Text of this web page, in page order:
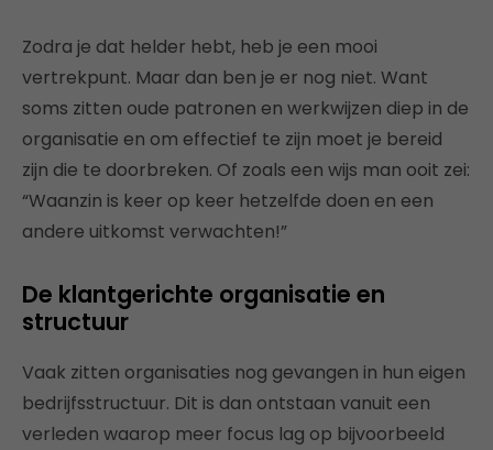
Zodra je dat helder hebt, heb je een mooi
vertrekpunt. Maar dan ben je er nog niet. Want
soms zitten oude patronen en werkwijzen diep in de
organisatie en om effectief te zijn moet je bereid
zijn die te doorbreken. Of zoals een wijs man ooit zei:
“Waanzin is keer op keer hetzelfde doen en een
andere uitkomst verwachten!”
De klantgerichte organisatie en
structuur
Vaak zitten organisaties nog gevangen in hun eigen
bedrijfsstructuur. Dit is dan ontstaan vanuit een
verleden waarop meer focus lag op bijvoorbeeld